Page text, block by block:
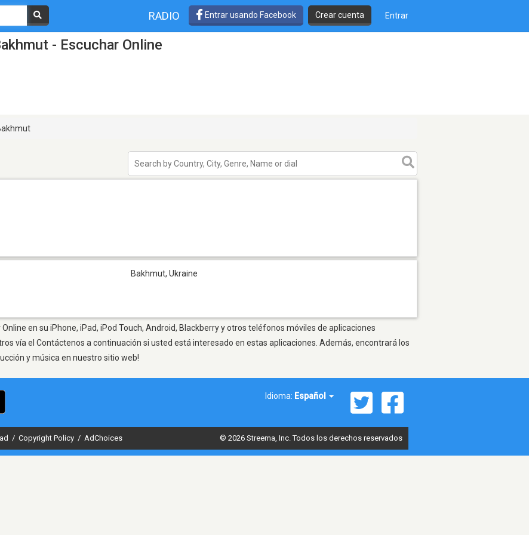
RADIO Entrar usando Facebook Crear cuenta Entrar
- Escuchar Online
Bakhmut, Ukraine
en su iPhone, iPad, iPod Touch, Android, Blackberry y otros teléfonos móviles de aplicaciones
vía el Contáctenos a continuación si usted está interesado en estas aplicaciones. Además, encontrará los
y música en nuestro sitio web!
Idioma: Español
/ Copyright Policy / AdChoices © 2026 Streema, Inc. Todos los derechos reservados